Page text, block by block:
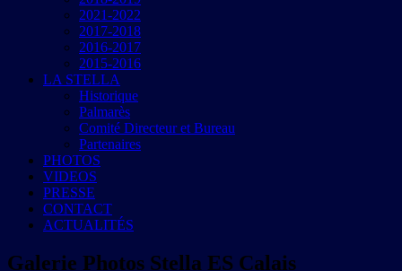
2021-2022
2017-2018
2016-2017
2015-2016
LA STELLA
Historique
Palmarès
Comité Directeur et Bureau
Partenaires
PHOTOS
VIDEOS
PRESSE
CONTACT
ACTUALITÉS
Galerie Photos Stella ES Calais